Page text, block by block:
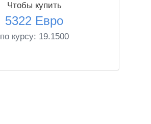
Чтобы купить
5322 Евро
по курсу: 19.1500